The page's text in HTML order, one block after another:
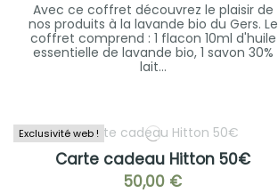
Avec ce coffret découvrez le plaisir de
nos produits à la lavande bio du Gers. Le
coffret comprend : 1 flacon 10ml d'huile
essentielle de lavande bio, 1 savon 30%
lait...
Exclusivité web !
Carte cadeau Hitton 50€
50,00 €